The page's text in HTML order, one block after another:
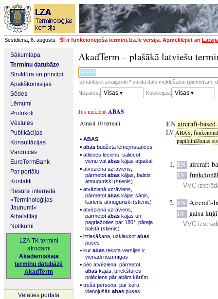
Sestdiena, 8. augusts Šī ir funkcionējoša termini.lza.lv versija. Apmeklējiet arī
Sākumlapa
Terminu datubāze
Struktūra un principi
Apakškomisijas
Sēdes
Lēmumi
Protokoli
Vēstules
Publikācijas
Konsultācijas
Vārdnīcas
EuroTermBank
Par portālu
Kontakti
Resursi internetā
«Terminoloģijas
Jaunumi»
Atbalstītāji
Notikumi
LZA TK termini
atrodami
Akadēmiskajā
terminu datubāzē
AkadTerm
Vēlaties portāla
AkadTerm – plašākā latviešu
Izmantojiet zvaigznīti * vārda daļu meklēšanai (piemēram,
Nozares:
Visas ▾ Kolekcijas: Visas ▾
Jūs meklējātABAS
Atrasti 10 termini
▪ ABAS
▪ abas budžeta lēmējinstances
▪ atlieces lēciens, saliecot
vienu vai abas kājas atpakaļ
▪ atvēzienā uzrāviens,
pārmetot abas kājas, balsts
atmuguriski (stienis)
▪ atvēzienā uzrāviens,
pārmetot abas kājas sānis,
kāriens atmuguriski (stienis)
▪ atvēzienā uzrāviens,
pārmetot abas kājas un
pagriežoties par 180°, pāreja
balstā (stienis)
▪ iztiesāšana, uzklausot abas
puses
▪ kur abas teksta versijas ir
vienādi nozīmīgas
▪ pēc atvēziena, pārmetot
abas kājas, priekštures
nolēciens pār abām kārtīm
▪ trešā persona, par kuru
vienojušās abas puses
EN aircraft-based
LV ABAS;
papildināšanas
EN aircraft-
LV
VVC
EN Aircraft-
LV gaisa
VVC